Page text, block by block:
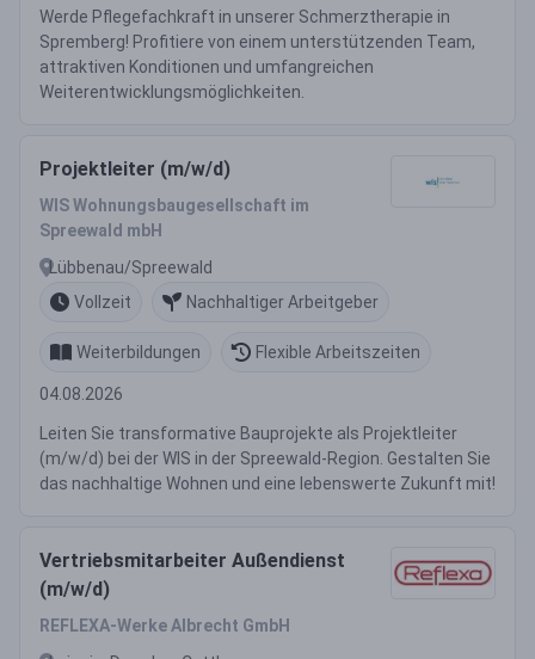
Werde Pflegefachkraft in unserer Schmerztherapie in
Spremberg! Profitiere von einem unterstützenden Team,
attraktiven Konditionen und umfangreichen
Weiterentwicklungsmöglichkeiten.
Projektleiter (m/w/d)
WIS Wohnungsbaugesellschaft im
Spreewald mbH
Lübbenau/Spreewald
Vollzeit
Nachhaltiger Arbeitgeber
Weiterbildungen Flexible Arbeitszeiten
04.08.2026
Leiten Sie transformative Bauprojekte als Projektleiter
(m/w/d) bei der WIS in der Spreewald-Region. Gestalten Sie
das nachhaltige Wohnen und eine lebenswerte Zukunft mit!
Vertriebsmitarbeiter Außendienst
(m/w/d)
REFLEXA-Werke Albrecht GmbH